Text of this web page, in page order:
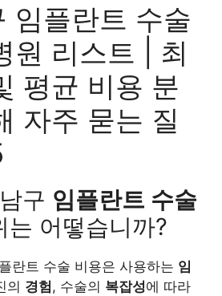
임플란트 수술
원 리스트 | 최
평균 비용 분
자주 묻는 질
구 임플란트 수술
는 어떻습니까?
란트 수술 비용은 사용하는 임
의 경험, 수술의 복잡성에 따라